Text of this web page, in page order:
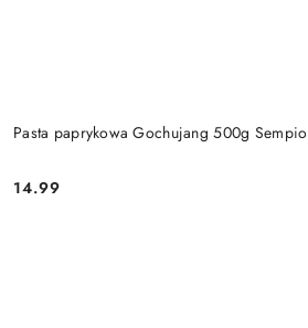
Pasta paprykowa Gochujang 500g Sempio
Cena:
14.99